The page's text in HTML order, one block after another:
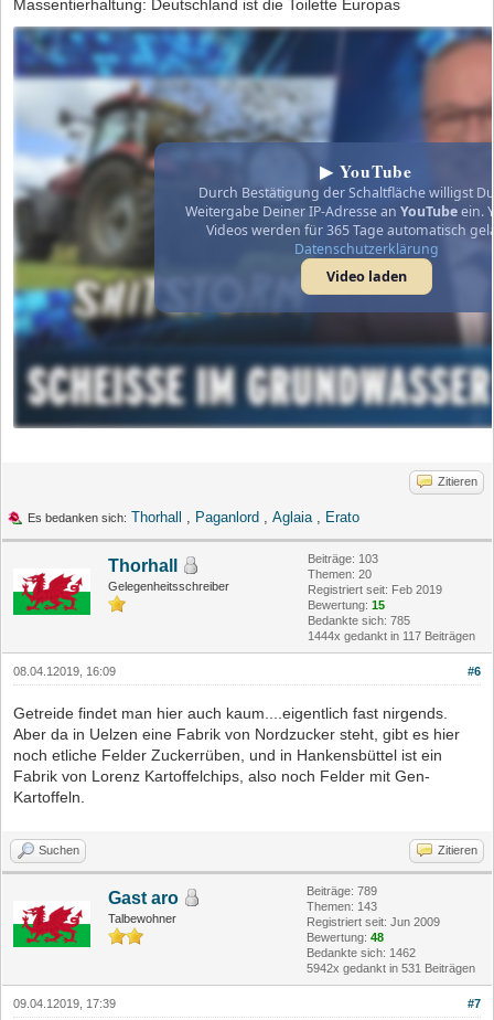
Massentierhaltung: Deutschland ist die Toilette Europas
▶ YouTube
Durch Bestätigung der Schaltfläche willigst
Weitergabe Deiner IP-Adresse an YouTubeein.
Videos werden für 365 Tage automatisch
Datenschutzerklärung
Video laden
Zitieren
Es bedanken sich: Thorhall Paganlord Aglaia Erato
Thorhall
Gelegenheitsschreiber
Beiträge: 103
Themen: 20
Registriert seit: Feb 2019
Bewertung: 15
Bedankte sich: 785
1444x gedankt in 117 Beiträgen
#6
08.04.12019, 16:09
Getreide findet man hier auch kaum....eigentlich fast nirgends.
Aber da in Uelzen eine Fabrik von Nordzucker steht, gibt es hier
noch etliche Felder Zuckerrüben, und in Hankensbüttel ist ein
Fabrik von Lorenz Kartoffelchips, also noch Felder mit Gen-
Kartoffeln.
Suchen Zitieren
Gast aro
Talbewohner
Beiträge: 789
Themen: 143
Registriert seit: Jun 2009
Bewertung: 48
Bedankte sich: 1462
5942x gedankt in 531 Beiträgen
#7
09.04.12019, 17:39